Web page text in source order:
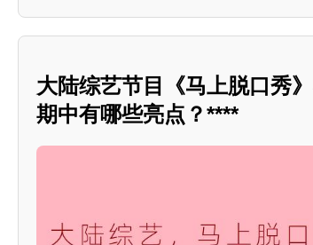
大陆综艺节目《马上脱口秀
期中有哪些亮点？****